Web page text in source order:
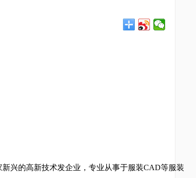
兴的高新技术发企业，专业从事于服装CAD等服装